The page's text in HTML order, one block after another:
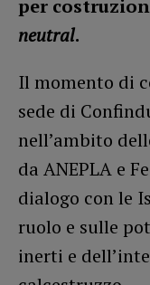
per
neutral.
Il momento di
sede di
nell’ambito
da ANEPLA e
dialogo con le
ruolo e sulle
inerti e